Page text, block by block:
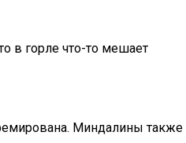
в горле что-то мешает
Миндалины также